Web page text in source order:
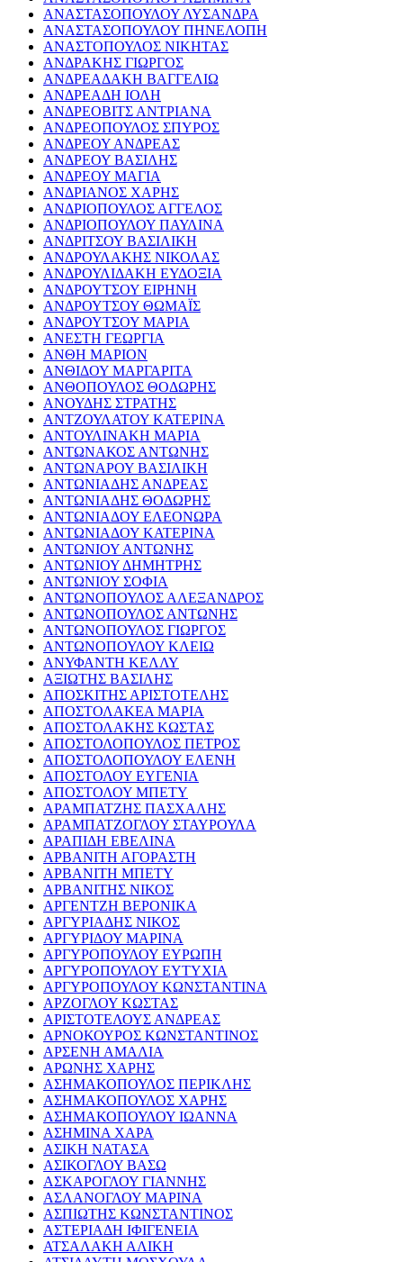
ΑΝΑΣΤΑΣΟΠΟΥΛΟΥ ΛΥΣΑΝΔΡΑ
ΑΝΑΣΤΑΣΟΠΟΥΛΟΥ ΠΗΝΕΛΟΠΗ
ΑΝΑΣΤΟΠΟΥΛΟΣ ΝΙΚΗΤΑΣ
ΑΝΔΡΑΚΗΣ ΓΙΩΡΓΟΣ
ΑΝΔΡΕΑΔΑΚΗ ΒΑΓΓΕΛΙΩ
ΑΝΔΡΕΑΔΗ ΙΟΛΗ
ΑΝΔΡΕΟΒΙΤΣ ΑΝΤΡΙΑΝΑ
ΑΝΔΡΕΟΠΟΥΛΟΣ ΣΠΥΡΟΣ
ΑΝΔΡΕΟΥ ΑΝΔΡΕΑΣ
ΑΝΔΡΕΟΥ ΒΑΣΙΛΗΣ
ΑΝΔΡΕΟΥ ΜΑΓΙΑ
ΑΝΔΡΙΑΝΟΣ ΧΑΡΗΣ
ΑΝΔΡΙΟΠΟΥΛΟΣ ΑΓΓΕΛΟΣ
ΑΝΔΡΙΟΠΟΥΛΟΥ ΠΑΥΛΙΝΑ
ΑΝΔΡΙΤΣΟΥ ΒΑΣΙΛΙΚΗ
ΑΝΔΡΟΥΛΑΚΗΣ ΝΙΚΟΛΑΣ
ΑΝΔΡΟΥΛΙΔΑΚΗ ΕΥΔΟΞΙΑ
ΑΝΔΡΟΥΤΣΟΥ ΕΙΡΗΝΗ
ΑΝΔΡΟΥΤΣΟΥ ΘΩΜΑΪΣ
ΑΝΔΡΟΥΤΣΟΥ ΜΑΡΙΑ
ΑΝΕΣΤΗ ΓΕΩΡΓΙΑ
ΑΝΘΗ ΜΑΡΙΟΝ
ΑΝΘΙΔΟΥ ΜΑΡΓΑΡΙΤΑ
ΑΝΘΟΠΟΥΛΟΣ ΘΟΔΩΡΗΣ
ΑΝΟΥΔΗΣ ΣΤΡΑΤΗΣ
ΑΝΤΖΟΥΛΑΤΟΥ ΚΑΤΕΡΙΝΑ
ΑΝΤΟΥΛΙΝΑΚΗ ΜΑΡΙΑ
ΑΝΤΩΝΑΚΟΣ ΑΝΤΩΝΗΣ
ΑΝΤΩΝΑΡΟΥ ΒΑΣΙΛΙΚΗ
ΑΝΤΩΝΙΑΔΗΣ ΑΝΔΡΕΑΣ
ΑΝΤΩΝΙΑΔΗΣ ΘΟΔΩΡΗΣ
ΑΝΤΩΝΙΑΔΟΥ ΕΛΕΟΝΩΡΑ
ΑΝΤΩΝΙΑΔΟΥ ΚΑΤΕΡΙΝΑ
ΑΝΤΩΝΙΟΥ ΑΝΤΩΝΗΣ
ΑΝΤΩΝΙΟΥ ΔΗΜΗΤΡΗΣ
ΑΝΤΩΝΙΟΥ ΣΟΦΙΑ
ΑΝΤΩΝΟΠΟΥΛΟΣ ΑΛΕΞΑΝΔΡΟΣ
ΑΝΤΩΝΟΠΟΥΛΟΣ ΑΝΤΩΝΗΣ
ΑΝΤΩΝΟΠΟΥΛΟΣ ΓΙΩΡΓΟΣ
ΑΝΤΩΝΟΠΟΥΛΟΥ ΚΛΕΙΩ
ΑΝΥΦΑΝΤΗ ΚΕΛΛΥ
ΑΞΙΩΤΗΣ ΒΑΣΙΛΗΣ
ΑΠΟΣΚΙΤΗΣ ΑΡΙΣΤΟΤΕΛΗΣ
ΑΠΟΣΤΟΛΑΚΕΑ ΜΑΡΙΑ
ΑΠΟΣΤΟΛΑΚΗΣ ΚΩΣΤΑΣ
ΑΠΟΣΤΟΛΟΠΟΥΛΟΣ ΠΕΤΡΟΣ
ΑΠΟΣΤΟΛΟΠΟΥΛΟΥ ΕΛΕΝΗ
ΑΠΟΣΤΟΛΟΥ ΕΥΓΕΝΙΑ
ΑΠΟΣΤΟΛΟΥ ΜΠΕΤΥ
ΑΡΑΜΠΑΤΖΗΣ ΠΑΣΧΑΛΗΣ
ΑΡΑΜΠΑΤΖΟΓΛΟΥ ΣΤΑΥΡΟΥΛΑ
ΑΡΑΠΙΔΗ ΕΒΕΛΙΝΑ
ΑΡΒΑΝΙΤΗ ΑΓΟΡΑΣΤΗ
ΑΡΒΑΝΙΤΗ ΜΠΕΤΥ
ΑΡΒΑΝΙΤΗΣ ΝΙΚΟΣ
ΑΡΓΕΝΤΖΗ ΒΕΡΟΝΙΚΑ
ΑΡΓΥΡΙΑΔΗΣ ΝΙΚΟΣ
ΑΡΓΥΡΙΔΟΥ ΜΑΡΙΝΑ
ΑΡΓΥΡΟΠΟΥΛΟΥ ΕΥΡΩΠΗ
ΑΡΓΥΡΟΠΟΥΛΟΥ ΕΥΤΥΧΙΑ
ΑΡΓΥΡΟΠΟΥΛΟΥ ΚΩΝΣΤΑΝΤΙΝΑ
ΑΡΖΟΓΛΟΥ ΚΩΣΤΑΣ
ΑΡΙΣΤΟΤΕΛΟΥΣ ΑΝΔΡΕΑΣ
ΑΡΝΟΚΟΥΡΟΣ ΚΩΝΣΤΑΝΤΙΝΟΣ
ΑΡΣΕΝΗ ΑΜΑΛΙΑ
ΑΡΩΝΗΣ ΧΑΡΗΣ
ΑΣΗΜΑΚΟΠΟΥΛΟΣ ΠΕΡΙΚΛΗΣ
ΑΣΗΜΑΚΟΠΟΥΛΟΣ ΧΑΡΗΣ
ΑΣΗΜΑΚΟΠΟΥΛΟΥ ΙΩΑΝΝΑ
ΑΣΗΜΙΝΑ ΧΑΡΑ
ΑΣΙΚΗ ΝΑΤΑΣΑ
ΑΣΙΚΟΓΛΟΥ ΒΑΣΩ
ΑΣΚΑΡΟΓΛΟΥ ΓΙΑΝΝΗΣ
ΑΣΛΑΝΟΓΛΟΥ ΜΑΡΙΝΑ
ΑΣΠΙΩΤΗΣ ΚΩΝΣΤΑΝΤΙΝΟΣ
ΑΣΤΕΡΙΑΔΗ ΙΦΙΓΕΝΕΙΑ
ΑΤΣΑΛΑΚΗ ΑΛΙΚΗ